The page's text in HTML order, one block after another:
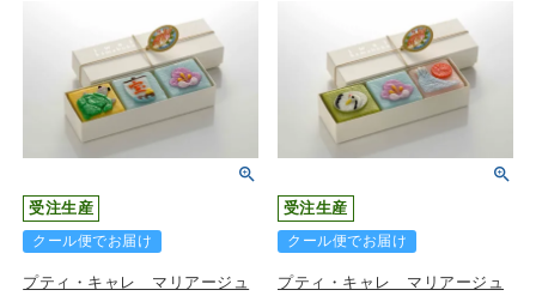
受注生産
クール便でお届け
プティ・キャレ マリアージュ
受注生産
クール便でお届け
プティ・キャレ マリアージュ